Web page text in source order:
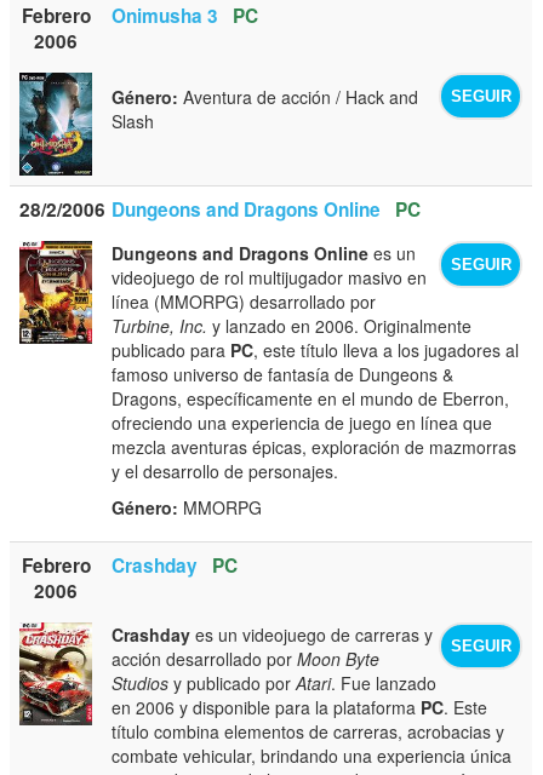
Febrero
2006
Onimusha 3 PC
SEGUIR
Género: Aventura de acción / Hack and
Slash
28/2/2006 Dungeons and Dragons Online PC
SEGUIR
Dungeons and Dragons Online es un
videojuego de rol multijugador masivo en
línea (MMORPG) desarrollado por
Turbine, Inc. y lanzado en 2006. Originalmente
publicado para PC, este título lleva a los jugadores al
famoso universo de fantasía de Dungeons &
Dragons, específicamente en el mundo de Eberron,
ofreciendo una experiencia de juego en línea que
mezcla aventuras épicas, exploración de mazmorras
y el desarrollo de personajes.
Género: MMORPG
Febrero
2006
Crashday PC
SEGUIR
Crashday es un videojuego de carreras y
acción desarrollado porMoon Byte
Studios y publicado porAtari. Fue lanzado
en 2006 y disponible para la plataforma PC. Este
título combina elementos de carreras, acrobacias y
combate vehicular, brindando una experiencia única